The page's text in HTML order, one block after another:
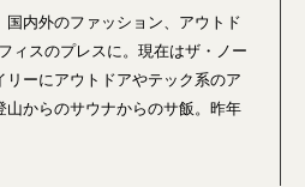
国内外のファッション、アウトド
ィスのプレスに。現在はザ・ノー
リーにアウトドアやテック系のア
山からのサウナからのサ飯。昨年